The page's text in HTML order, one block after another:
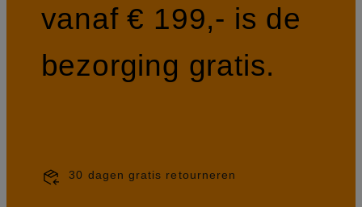
vanaf € 199,- is de
bezorging gratis.
30 dagen gratis retourneren